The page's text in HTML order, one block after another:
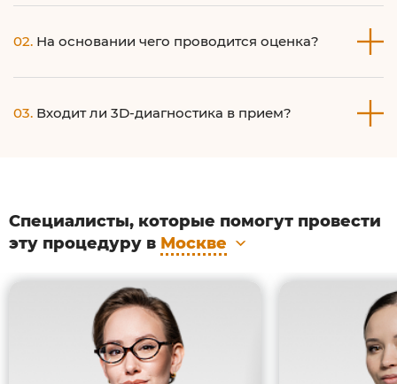
3D-диагностика делается при первичном обращении, а
затем повторяется в зависимости от проведения курса
три месяца-полгода.
02. На основании чего проводится оценка?
Аппарат анализирует параметры вашей кожи со
средними значениями этих параметров по популяции и
03. Входит ли 3D-диагностика в прием?
Специалисты, которые помогут провести
эту процедуру в Москве